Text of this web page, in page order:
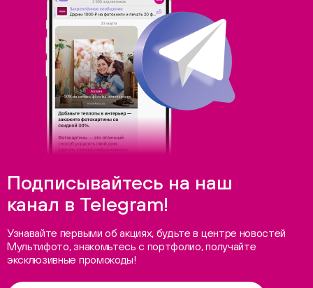
Подписывайтесь на наш
канал в Telegram!
Узнавайте первыми об акциях, будьте в центре новостей
Мультифото, знакомьтесь с портфолио, получайте
эксклюзивные промокоды!